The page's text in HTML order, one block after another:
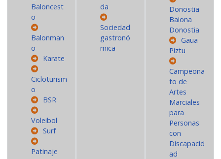
Baloncest
o
Balonman
o
Karate
Cicloturism
o
BSR
Voleibol
Surf
Patinaje
da
Sociedad
gastronó
mica
Donostia
Baiona
Donostia
Gaua
Piztu
Campeona
to de
Artes
Marciales
para
Personas
con
Discapacid
ad